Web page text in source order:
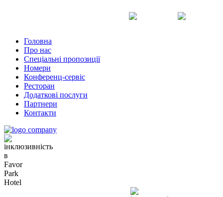
Головна
Про нас
Спеціальні пропозиції
Номери
Конференц-сервіс
Ресторан
Додаткові послуги
Партнери
Контакти